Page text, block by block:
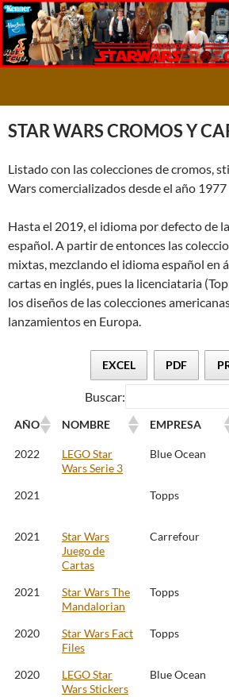
Saltar
al
contenido
STAR WARS CROMOS Y
Listado con las colecciones de cromos,
Wars comercializados desde el año 1977
Hasta el 2019, el idioma por defecto de
español. A partir de entonces las
mixtas, mezclando el idioma español en
cartas en inglés, pues la licenciataria
los diseños de las colecciones
lanzamientos en Europa.
EXCEL PDF
Buscar:
AÑO NOMBRE EMPRESA
2022
LEGO Star
Wars Serie 3
Blue Ocean
2021 Topps
2021
Star Wars
Juego de
Cartas
Carrefour
2021
Star Wars The
Mandalorian
Topps
2020
Star Wars Fact
Files
Topps
2020
LEGO Star
Wars Stickers
Blue Ocean